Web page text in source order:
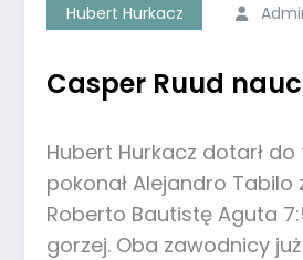
Hubert Hurkacz
Casper Ruud
Hubert Hurkacz dotarł
pokonał Alejandro
Roberto Bautistę Aguta
gorzej. Oba zawodnicy